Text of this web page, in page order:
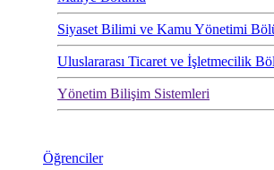
Siyaset Bilimi ve Kamu Yönetimi
Uluslararası Ticaret ve İşletmecilik
Yönetim Bilişim Sistemleri
Öğrenciler